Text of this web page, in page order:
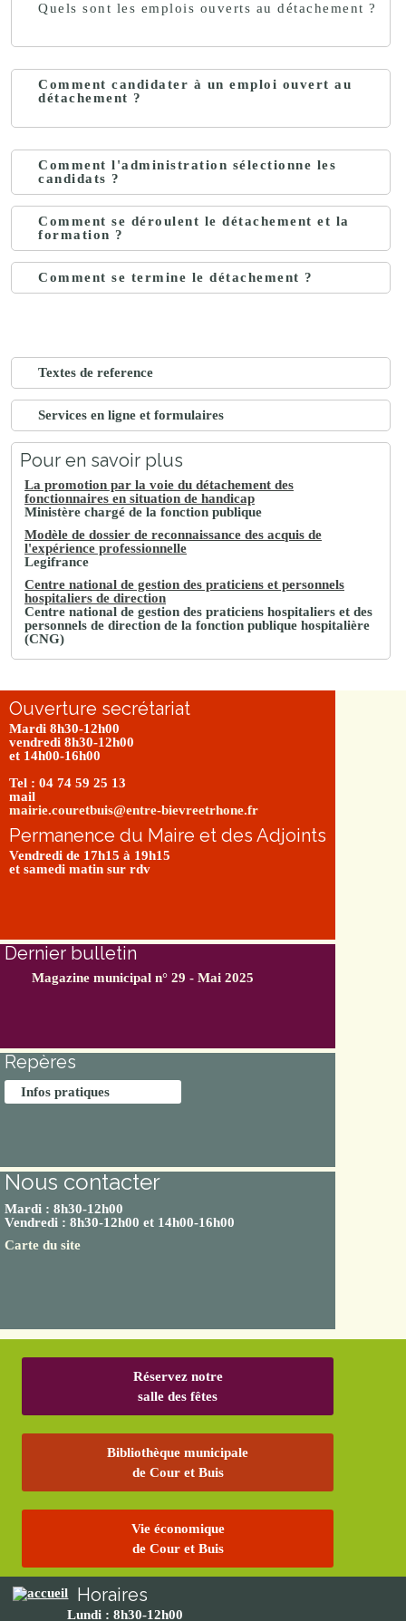
Quels sont les emplois ouverts au détachement ?
Comment candidater à un emploi ouvert au
détachement ?
Comment l'administration sélectionne les
candidats ?
Comment se déroulent le détachement et la
formation ?
Comment se termine le détachement ?
Textes de reference
Services en ligne et formulaires
Pour en savoir plus
La promotion par la voie du détachement des
fonctionnaires en situation de handicap
Ministère chargé de la fonction publique
Modèle de dossier de reconnaissance des acquis de
l'expérience professionnelle
Legifrance
Centre national de gestion des praticiens et personnels
hospitaliers de direction
Centre national de gestion des praticiens hospitaliers et des
personnels de direction de la fonction publique hospitalière
(CNG)
Ouverture secrétariat
Mardi 8h30-12h00
vendredi 8h30-12h00
et 14h00-16h00
Tel : 04 74 59 25 13
mail
mairie.couretbuis@entre-bievreetrhone.fr
Permanence du Maire et des Adjoints
Vendredi de 17h15 à 19h15
et samedi matin sur rdv
Dernier bulletin
Magazine municipal n° 29 - Mai 2025
Repères
Infos pratiques
Nous contacter
Mardi : 8h30-12h00
Vendredi : 8h30-12h00 et 14h00-16h00
Carte du site
Réservez notre
salle des fêtes
Bibliothèque municipale
de Cour et Buis
Vie économique
de Cour et Buis
Horaires
Lundi : 8h30-12h00